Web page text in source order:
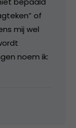
of
mij wel
noem ik: